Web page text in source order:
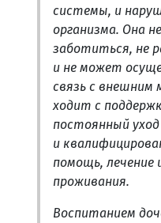
системы, и
организма. Она
заботиться, не
и не может
связь с внешним
ходит с
постоянный уход
и
помощь, лечение
проживания.
Воспитанием